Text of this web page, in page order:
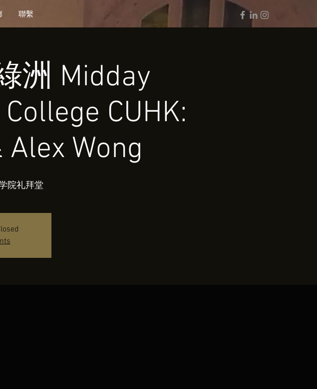
聯繫
洲 Midday
CUHK:
Wong
院礼拜堂